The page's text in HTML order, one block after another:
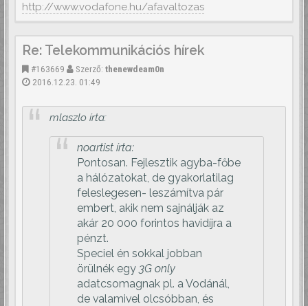
http://www.vodafone.hu/afavaltozas
Re: Telekommunikációs hírek
#163669 Szerző: thenewdeam0n
2016.12.23. 01:49
mlaszlo írta:
noartist írta:
Pontosan. Fejlesztik agyba-főbe
a hálózatokat, de gyakorlatilag
feleslegesen- leszámítva pár
embert, akik nem sajnálják az
akár 20 000 forintos havidíjra a
pénzt.
Speciel én sokkal jobban
örülnék egy 3G only
adatcsomagnak pl. a Vodánál,
de valamivel olcsóbban, és